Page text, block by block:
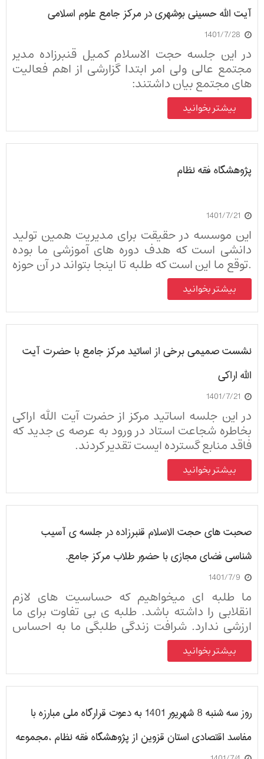
آیت الله حسینی بوشهری در مرکز جامع علوم اسلامی
1401/7/28
در این جلسه حجت الاسلام کمیل قنبرزاده مدیر
مجتمع عالی ولی امر ابتدا گزارشی از اهم فعالیت
های مجتمع بیان داشتند:
بیشتر بخوانید
پژوهشگاه فقه نظام
1401/7/21
این موسسه در حقیقت برای مدیریت همین تولید
دانشی است که هدف دوره های آموزشی ما بوده
.توقع ما این است که طلبه تا اینجا بتواند در آن حوزه
ی نظریه پردازی فقهی ،یعنی بر مبنای فقه بتواند
نظریه پردازی کند برای حل مسايل علوم انسانی.
موسسه پژوهشی فقه نظام دو خط قرمز دارد :
بیشتر بخوانید
نشست صمیمی برخی از اساتید مرکز جامع با حضرت آیت
الله اراکی
1401/7/21
در این جلسه اساتید مرکز از حضرت آیت الله اراکی
بخاطره شجاعت استاد در ورود به عرصه ی جدید که
فاقد منابع گسترده ایست تقدیر کردند.
بیشتر بخوانید
صحبت های حجت الاسلام قنبرزاده در جلسه ی آسیب
شناسی فضای مجازی با حضور طلاب مرکز جامع.
1401/7/9
ما طلبه ای میخواهیم که حساسیت های لازم
انقلابی را داشته باشد. طلبه ی بی تفاوت برای ما
ارزشی ندارد. شرافت زندگی طلبگی ما به احساس
مسولیت ماست.اگر طلبه ای نسبت به نظام اسلامی
احساس مسولیت نداشته باشد،نمیتواند در زمره ی
طلبه ی انقلابی تعریف شود.
بیشتر بخوانید
روز سه شنبه 8 شهریور 1401 به دعوت قرارگاه ملی مبارزه با
مفاسد اقتصادی استان قزوین از پژوهشگاه فقه نظام ،مجموعه